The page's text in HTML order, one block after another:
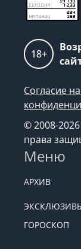
18+
Согласие
© 2008-
права
Меню
АРХИВ
ГОРОСКОП